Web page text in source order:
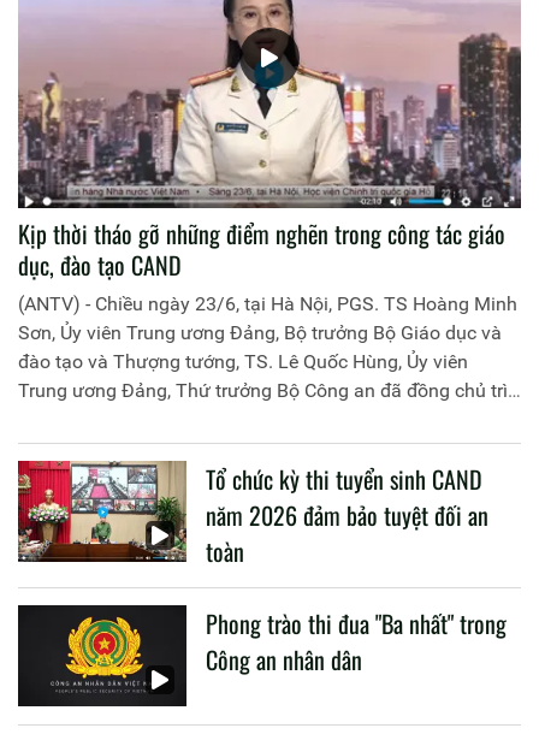
Kịp thời tháo gỡ những điểm nghẽn trong công tác giáo
dục, đào tạo CAND
(ANTV) - Chiều ngày 23/6, tại Hà Nội, PGS. TS Hoàng Minh
Sơn, Ủy viên Trung ương Đảng, Bộ trưởng Bộ Giáo dục và
đào tạo và Thượng tướng, TS. Lê Quốc Hùng, Ủy viên
Trung ương Đảng, Thứ trưởng Bộ Công an đã đồng chủ trì
liên quan đến công tác giáo dục và đào tạo của lực lượng
CAND.
Tổ chức kỳ thi tuyển sinh CAND
năm 2026 đảm bảo tuyệt đối an
toàn
Phong trào thi đua "Ba nhất" trong
Công an nhân dân